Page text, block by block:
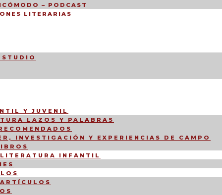
– PODCAST
LITERARIAS
Y JUVENIL
LAZOS Y PALABRAS
INVESTIGACIÓN Y EXPERIENCIAS DE CAMPO
INFANTIL